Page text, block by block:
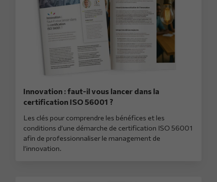
Innovation : faut-il vous lancer dans la
certification ISO 56001 ?
Les clés pour comprendre les bénéfices et les
conditions d’une démarche de certification ISO 56001
afin de professionnaliser le management de
l’innovation.